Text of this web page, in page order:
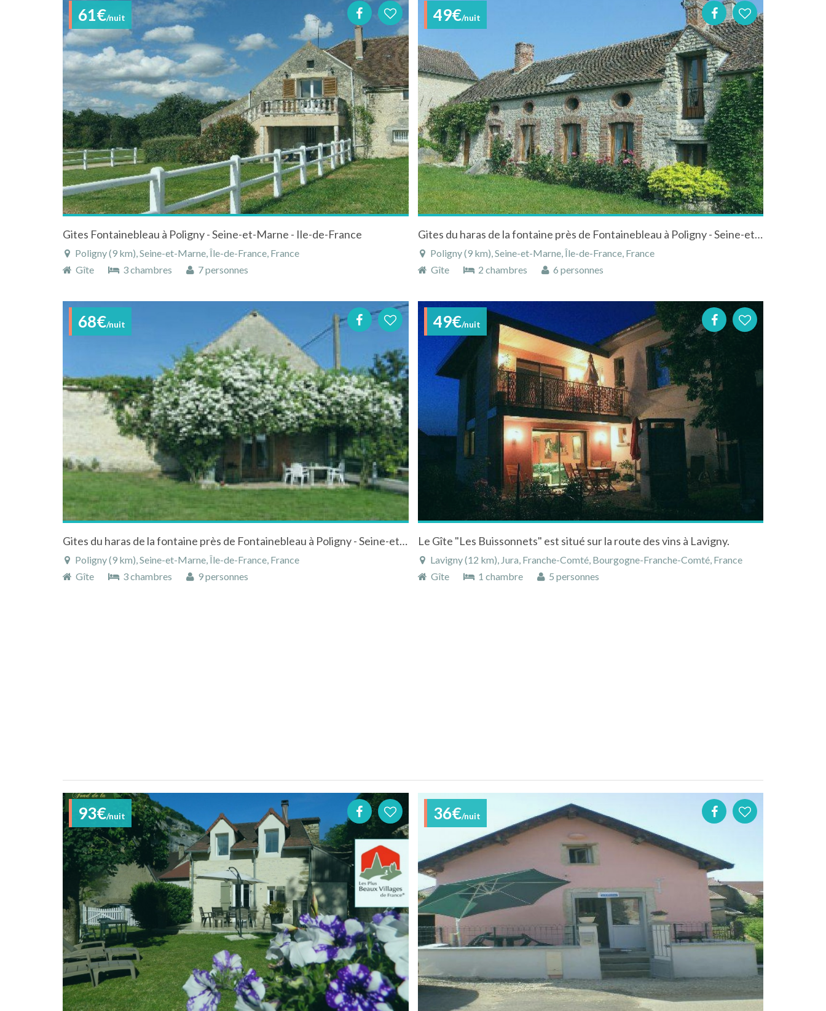
61€/nuit
Gites Fontainebleau à Poligny - Seine-et-Marne - Ile-de-France
Poligny (9 km), Seine-et-Marne, Île-de-France, France
Gîte
3 chambres 7 personnes
49€/nuit
Gites du haras de la fontaine près de Fontainebleau à Poligny - Seine-et-Marne - Ile-de-France
Poligny (9 km), Seine-et-Marne, Île-de-France, France
Gîte
2 chambres 6 personnes
68€/nuit
Gites du haras de la fontaine près de Fontainebleau à Poligny - Seine-et-Marne - Ile-de-France
Poligny (9 km), Seine-et-Marne, Île-de-France, France
Gîte
3 chambres 9 personnes
49€/nuit
Le Gîte "Les Buissonnets" est situé sur la route des vins à Lavigny.
Lavigny (12 km), Jura, Franche-Comté, Bourgogne-Franche-Comté, France
Gîte
1 chambre 5 personnes
93€/nuit 36€/nuit